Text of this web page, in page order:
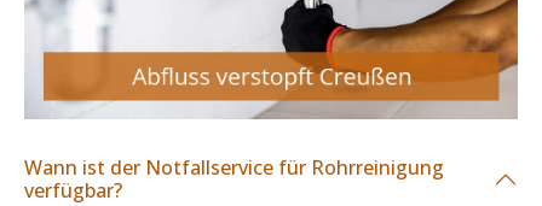
Wann ist der Notfallservice für Rohrreinigung
verfügbar?